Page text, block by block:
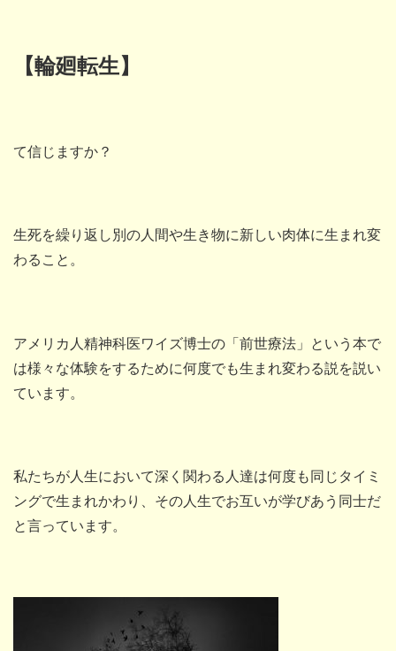
【輪廻転生】
て信じますか？
生死を繰り返し別の人間や生き物に新しい肉体に生まれ変
わること。
アメリカ人精神科医ワイズ博士の「前世療法」という本で
は様々な体験をするために何度でも生まれ変わる説を説い
ています。
私たちが人生において深く関わる人達は何度も同じタイミ
ングで生まれかわり、その人生でお互いが学びあう同士だ
と言っています。